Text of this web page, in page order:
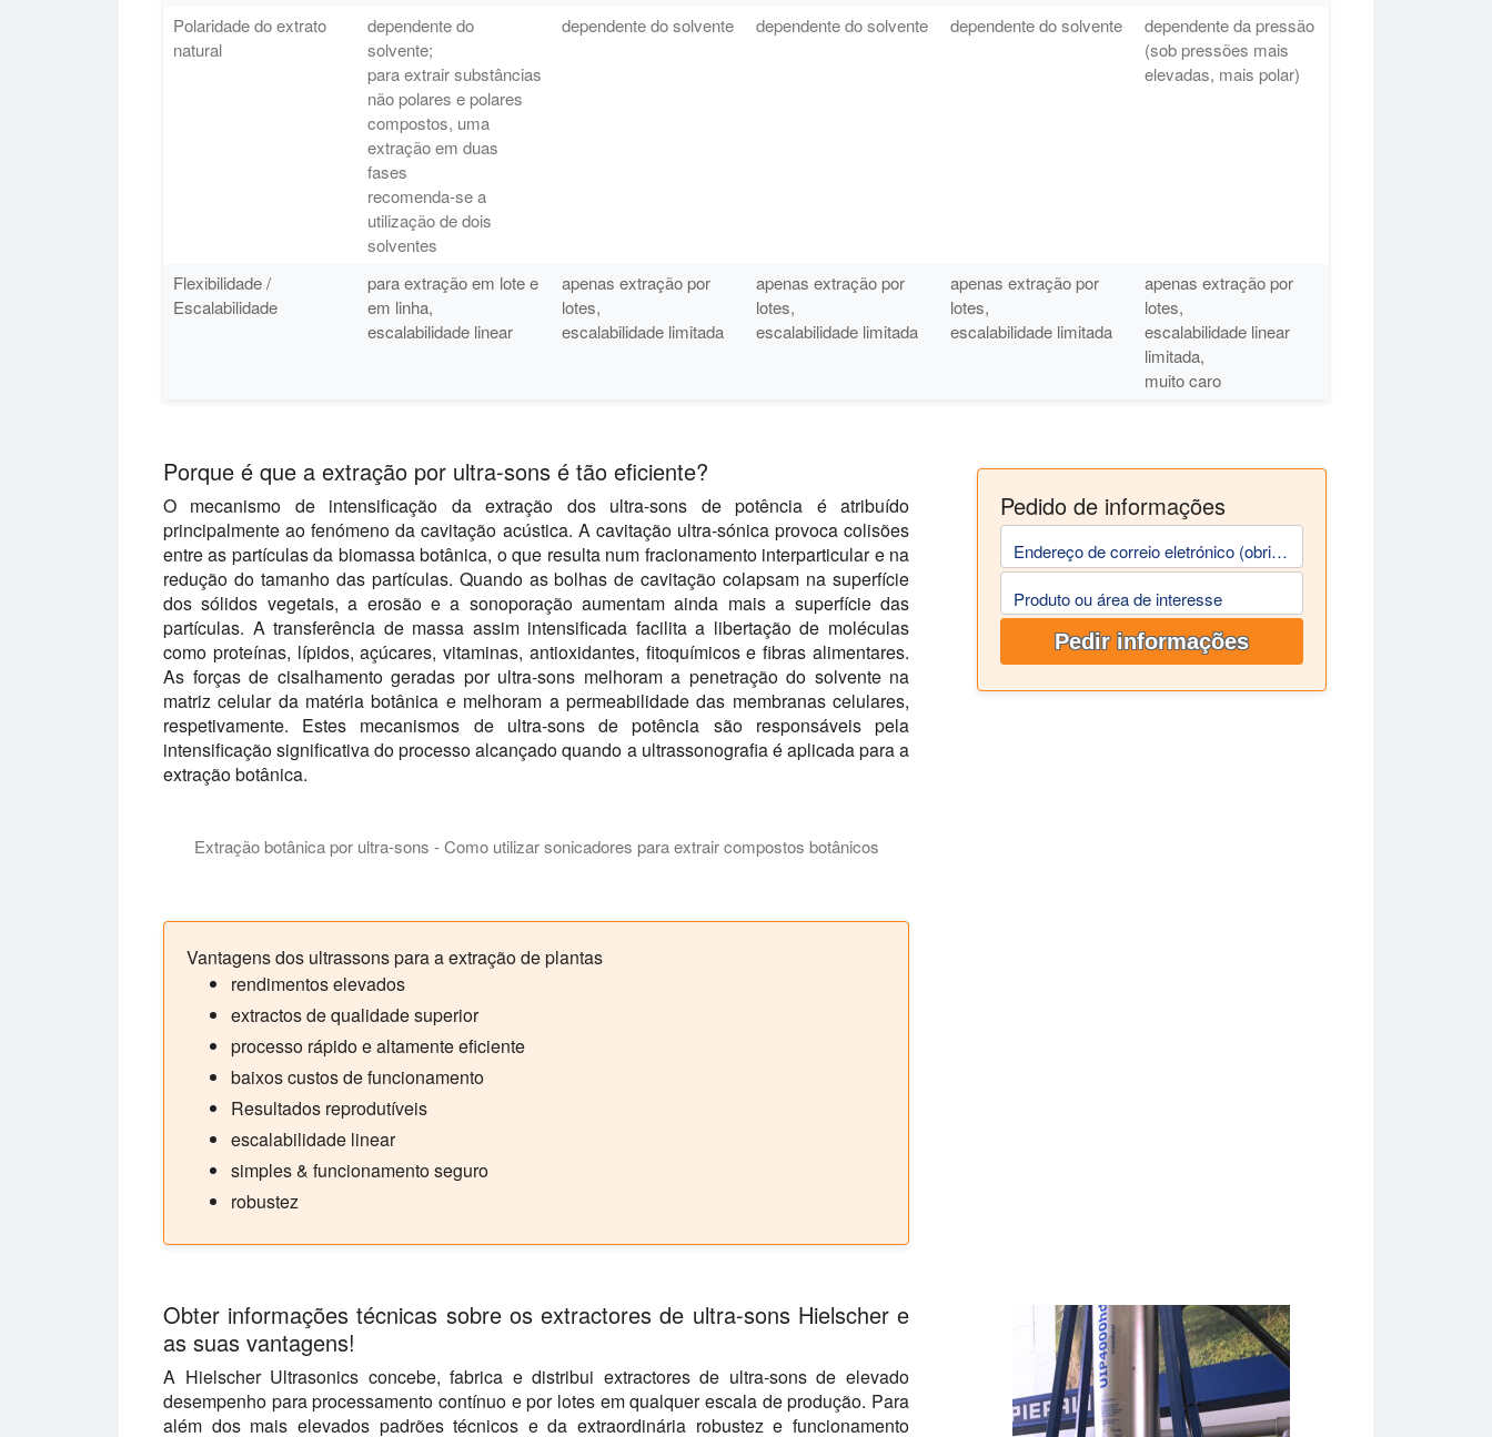
Polaridade do extrato
natural
dependente do
solvente;
para extrair substâncias
não polares e polares
compostos, uma
extração em duas
fases
recomenda-se a
utilização de dois
solventes
dependente do solvente dependente do solvente dependente do solvente
dependente da pressão
(sob pressões mais
elevadas, mais polar)
Flexibilidade /
Escalabilidade
para extração em lote e
em linha,
escalabilidade linear
apenas extração por
lotes,
escalabilidade limitada
apenas extração por
lotes,
escalabilidade limitada
apenas extração por
lotes,
escalabilidade limitada
apenas extração por
lotes,
escalabilidade linear
limitada,
muito caro
Porque é que a extração por ultra-sons é tão eficiente?
O mecanismo de intensificação da extração dos ultra-sons de potência é atribuído
principalmente ao fenómeno da cavitação acústica. A cavitação ultra-sónica provoca colisões
entre as partículas da biomassa botânica, o que resulta num fracionamento interparticular e na
redução do tamanho das partículas. Quando as bolhas de cavitação colapsam na superfície
dos sólidos vegetais, a erosão e a sonoporação aumentam ainda mais a superfície das
partículas. A transferência de massa assim intensificada facilita a libertação de moléculas
como proteínas, lípidos, açúcares, vitaminas, antioxidantes, fitoquímicos e fibras alimentares.
As forças de cisalhamento geradas por ultra-sons melhoram a penetração do solvente na
matriz celular da matéria botânica e melhoram a permeabilidade das membranas celulares,
respetivamente. Estes mecanismos de ultra-sons de potência são responsáveis pela
intensificação significativa do processo alcançado quando a ultrassonografia é aplicada para a
extração botânica.
Extração botânica por ultra-sons - Como utilizar sonicadores para extrair compostos botânicos
Vantagens dos ultrassons para a extração de plantas
rendimentos elevados
extractos de qualidade superior
processo rápido e altamente eficiente
baixos custos de funcionamento
Resultados reprodutíveis
escalabilidade linear
simples & funcionamento seguro
robustez
Pedido de informações
Endereço de correio eletrónico (obrigatório)
Produto ou área de interesse
Pedir informações
Obter informações técnicas sobre os extractores de ultra-sons Hielscher e
as suas vantagens!
A Hielscher Ultrasonics concebe, fabrica e distribui extractores de ultra-sons de elevado
desempenho para processamento contínuo e por lotes em qualquer escala de produção. Para
além dos mais elevados padrões técnicos e da extraordinária robustez e funcionamento